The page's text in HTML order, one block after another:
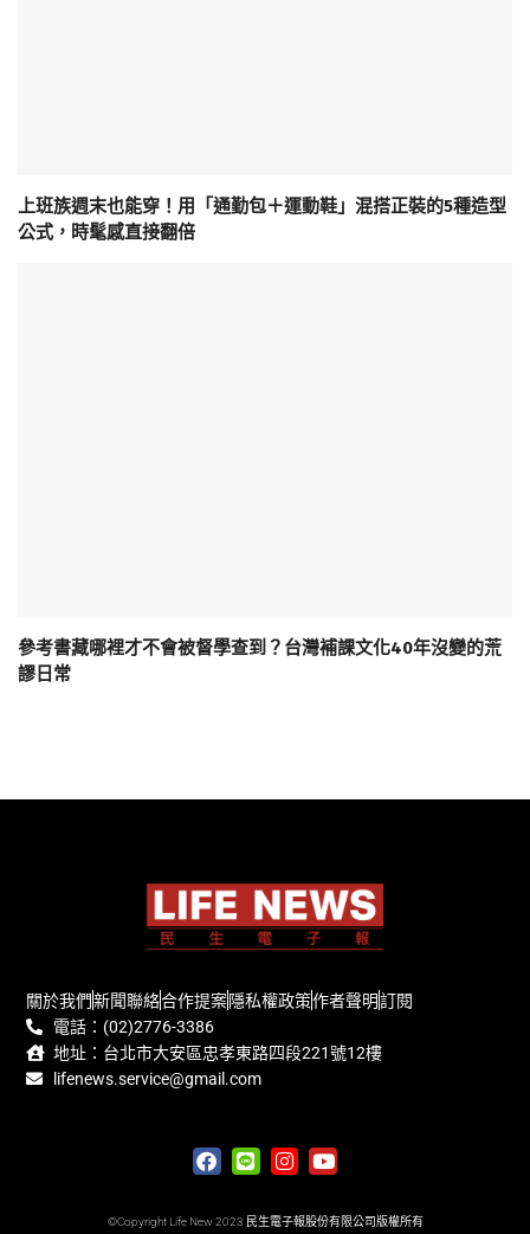
上班族週末也能穿！用「通勤包＋運動鞋」混搭正裝的5種造型
公式，時髦感直接翻倍
參考書藏哪裡才不會被督學查到？台灣補課文化40年沒變的荒
謬日常
關於我們新聞聯絡合作提案隱私權政策作者聲明訂閱
電話：(02)2776-3386
地址：台北市大安區忠孝東路四段221號12樓
lifenews.service@gmail.com
©Copyright Life New 2023 民生電子報股份有限公司版權所有